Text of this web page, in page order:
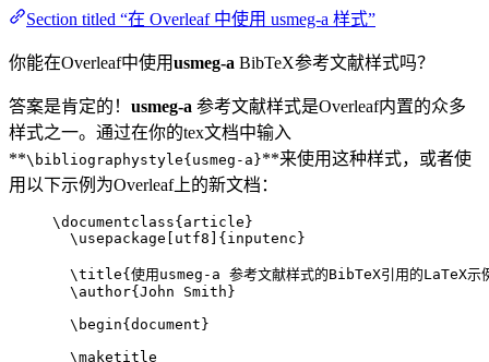
Section titled “在 Overleaf 中使用 usmeg-a 样式”
你能在Overleaf中使用usmeg-a BibTeX参考文献样式吗？
答案是肯定的！ usmeg-a 参考文献样式是Overleaf内置的众多
样式之一。通过在你的tex文档中输入
**\bibliographystyle{usmeg-a}**来使用这种样式，或者使
用以下示例为Overleaf上的新文档：
\documentclass{ article }
\usepackage
utf8 ]{ inputenc }
\title{使用usmeg-a 参考文献样式的BibTeX引用的LaTeX示
\author{John Smith}
\begin{ document }
\maketitle